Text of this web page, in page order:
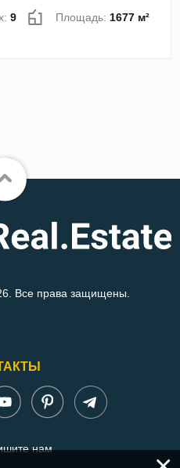
9 Площадь: 1677 м²
Все права защищены.
нам